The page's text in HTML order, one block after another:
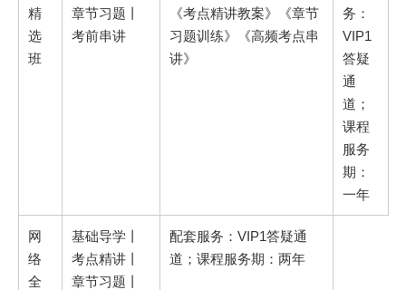
精
选
班
章节习题丨
考前串讲
《考点精讲教案》《章节
习题训练》《高频考点串
讲》
务：
VIP1
答疑
通
道；
课程
服务
期：
一年
网
络
全
基础导学丨
考点精讲丨
章节习题丨
配套服务：VIP1答疑通
道；课程服务期：两年